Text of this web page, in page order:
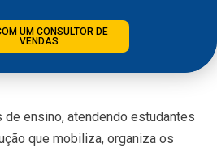
UM CONSULTOR DE
VENDAS
ensino, atendendo estudantes
que mobiliza, organiza os